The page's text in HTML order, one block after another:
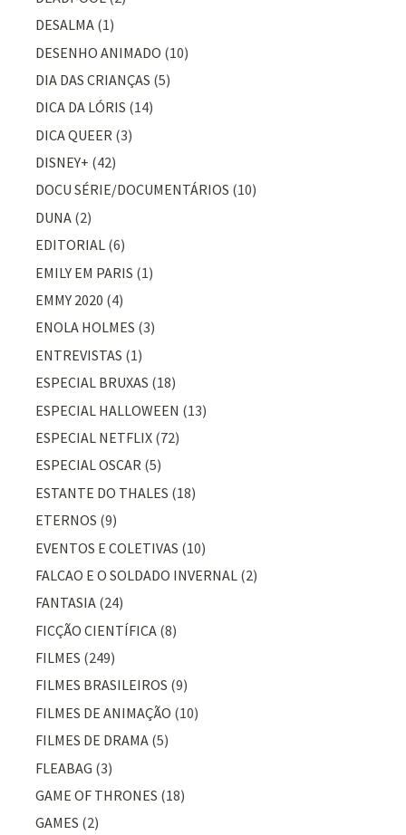
DESALMA (1)
DESENHO ANIMADO (10)
DIA DAS CRIANÇAS (5)
DICA DA LÓRIS (14)
DICA QUEER (3)
DISNEY+ (42)
DOCU SÉRIE/DOCUMENTÁRIOS (10)
DUNA (2)
EDITORIAL (6)
EMILY EM PARIS (1)
EMMY 2020 (4)
ENOLA HOLMES (3)
ENTREVISTAS (1)
ESPECIAL BRUXAS (18)
ESPECIAL HALLOWEEN (13)
ESPECIAL NETFLIX (72)
ESPECIAL OSCAR (5)
ESTANTE DO THALES (18)
ETERNOS (9)
EVENTOS E COLETIVAS (10)
FALCAO E O SOLDADO INVERNAL (2)
FANTASIA (24)
FICÇÃO CIENTÍFICA (8)
FILMES (249)
FILMES BRASILEIROS (9)
FILMES DE ANIMAÇÃO (10)
FILMES DE DRAMA (5)
FLEABAG (3)
GAME OF THRONES (18)
GAMES (2)